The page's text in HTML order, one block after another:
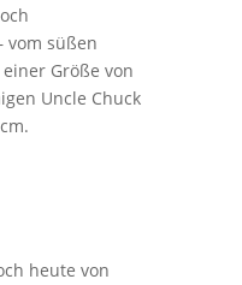
vom süßen
Größe von
Uncle Chuck
heute von